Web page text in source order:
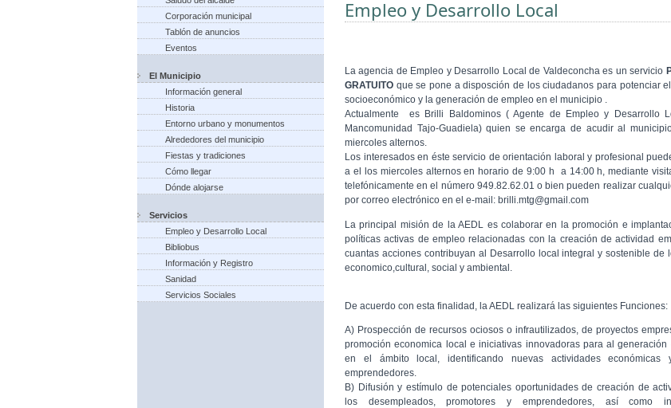
Corporación municipal
Tablón de anuncios
Eventos
El Municipio
Información general
Historia
Entorno urbano y monumentos
Alrededores del municipio
Fiestas y tradiciones
Cómo llegar
Dónde alojarse
Servicios
Empleo y Desarrollo Local
Bibliobus
Información y Registro
Sanidad
Servicios Sociales
Empleo y Desarrollo Local
La agencia de Empleo y Desarrollo Local de Valdeconcha es un servicio
GRATUITO que se pone a disposción de los ciudadanos para potenciar
socioeconómico y la generación de empleo en el municipio .
Actualmente es Brilli Baldominos ( Agente de Empleo y Desarrollo
Mancomunidad Tajo-Guadiela) quien se encarga de acudir al
miercoles alternos.
Los interesados en éste servicio de orientación laboral y profesional
a el los miercoles alternos en horario de 9:00 h a 14:00 h, mediante
telefónicamente en el número 949.82.62.01 o bien pueden realizar
por correo electrónico en el e-mail: brilli.mtg@gmail.com
La principal misión de la AEDL es colaborar en la promoción e
políticas activas de empleo relacionadas con la creación de actividad
cuantas acciones contribuyan al Desarrollo local integral y sostenible de
economico,cultural, social y ambiental.
De acuerdo con esta finalidad, la AEDL realizará las siguientes Funciones:
A) Prospección de recursos ociosos o infrautilizados, de proyectos
promoción economica local e iniciativas innovadoras para al generación
en el ámbito local, identificando nuevas actividades económicas
emprendedores.
B) Difusión y estímulo de potenciales oportunidades de creación de
los desempleados, promotores y emprendedores, así como